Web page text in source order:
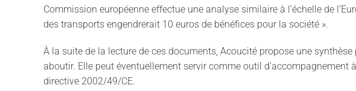
Commission européenne effectue une analyse similaire à l’échelle de
des transports engendrerait 10 euros de bénéfices pour la société ».
À la suite de la lecture de ces documents, Acoucité propose une
aboutir. Elle peut éventuellement servir comme outil d’accompagnement
directive 2002/49/CE.